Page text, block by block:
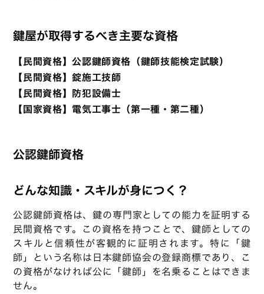
鍵屋が取得するべき主要な資格
【民間資格】公認鍵師資格（鍵師技能検定試験）
【民間資格】錠施工技師
【民間資格】防犯設備士
【国家資格】電気工事士（第一種・第二種）
公認鍵師資格
どんな知識・スキルが身につく？
公認鍵師資格は、鍵の専門家としての能力を証明する
民間資格です。この資格を持つことで、鍵師としての
スキルと信頼性が客観的に証明されます。特に「鍵
師」という名称は日本鍵師協会の登録商標であり、こ
の資格がなければ公に「鍵師」を名乗ることはできま
せん。